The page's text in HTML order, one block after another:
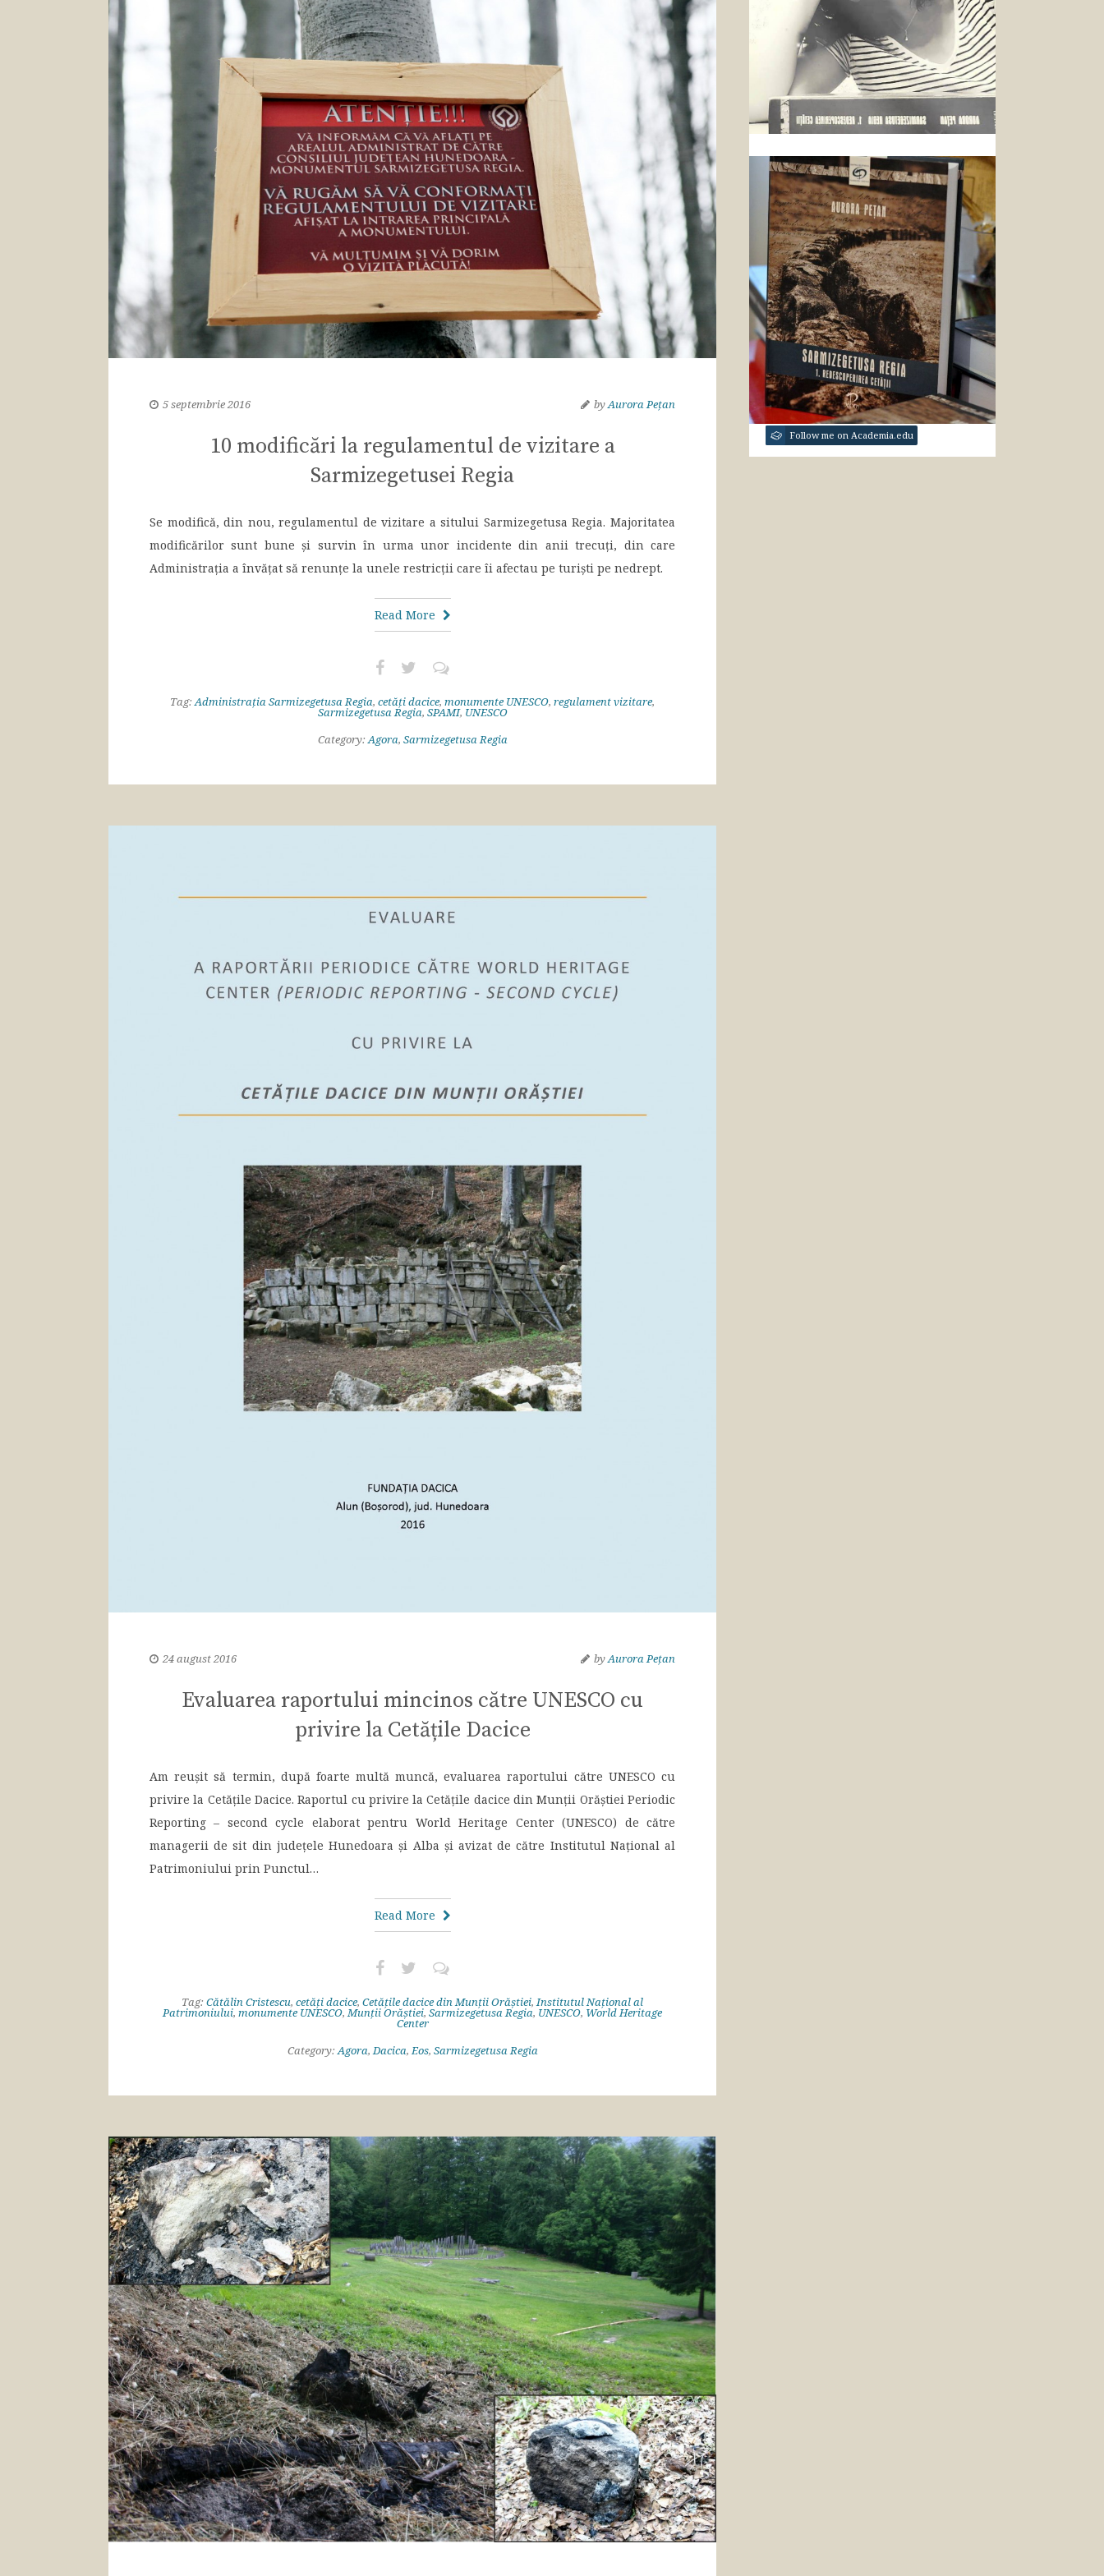
5 septembrie 2016 byAurora Pețan
10 modificări la regulamentul de vizitare a
Sarmizegetusei Regia
Se modifică, din nou, regulamentul de vizitare a sitului Sarmizegetusa Regia. Majoritatea
modificărilor sunt bune și survin în urma unor incidente din anii trecuți, din care
Administrația a învățat să renunțe la unele restricții care îi afectau pe turiști pe nedrept.
Read More
Tag:Administrația Sarmizegetusa Regia, cetăți dacice, monumente UNESCO, regulament vizitare,
Sarmizegetusa Regia, SPAMI, UNESCO
Category:Agora, Sarmizegetusa Regia
24 august 2016 byAurora Pețan
Evaluarea raportului mincinos către UNESCO cu
privire la Cetățile Dacice
Am reușit să termin, după foarte multă muncă, evaluarea raportului către UNESCO cu
privire la Cetățile Dacice. Raportul cu privire la Cetățile dacice din Munții Orăștiei Periodic
Reporting – second cycle elaborat pentru World Heritage Center (UNESCO) de către
managerii de sit din județele Hunedoara și Alba și avizat de către Institutul Național al
Patrimoniului prin Punctul…
Read More
Tag: Cătălin Cristescu, cetăți dacice, Cetățile dacice din Munții Orăștiei,Institutul Național al
Patrimoniului, monumente UNESCO,Munții Orăștiei, Sarmizegetusa Regia, UNESCO, World Heritage
Center
Category:Agora,Dacica,Eos, Sarmizegetusa Regia
Follow me on Academia.edu